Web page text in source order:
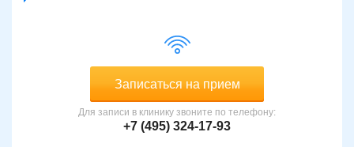
Записаться на прием
Для записи в клинику звоните по телефону:
+7 (495) 324-17-93